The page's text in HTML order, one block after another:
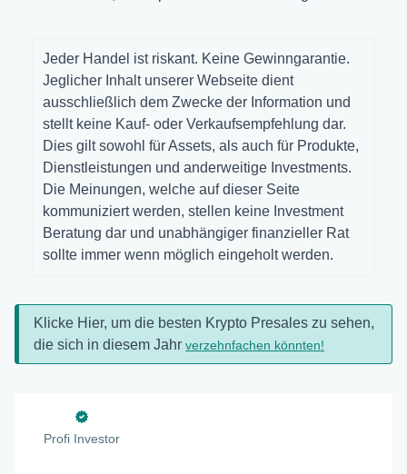
Jeder Handel ist riskant. Keine Gewinngarantie.
Jeglicher Inhalt unserer Webseite dient
ausschließlich dem Zwecke der Information und
stellt keine Kauf- oder Verkaufsempfehlung dar.
Dies gilt sowohl für Assets, als auch für Produkte,
Dienstleistungen und anderweitige Investments.
Die Meinungen, welche auf dieser Seite
kommuniziert werden, stellen keine Investment
Beratung dar und unabhängiger finanzieller Rat
sollte immer wenn möglich eingeholt werden.
Klicke Hier, um die besten Krypto Presales zu sehen,
die sich in diesem Jahr verzehnfachen könnten!
Profi Investor